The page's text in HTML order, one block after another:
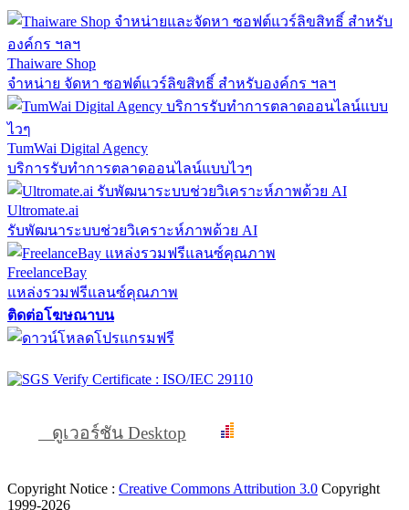
Thaiware Shop
จำหน่าย จัดหา ซอฟต์แวร์ลิขสิทธิ์ สำหรับองค์กร ฯลฯ
TumWai Digital Agency
บริการรับทำการตลาดออนไลน์แบบไวๆ
Ultromate.ai
รับพัฒนาระบบช่วยวิเคราะห์ภาพด้วย AI
FreelanceBay
แหล่งรวมฟรีแลนซ์คุณภาพ
ติดต่อโฆษณาบน
ดูเวอร์ชัน Desktop
Copyright Notice : Creative Commons Attribution 3.0 Copyright
1999-2026